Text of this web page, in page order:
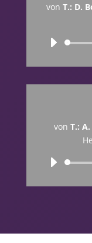
vonT.: D.
von T.: